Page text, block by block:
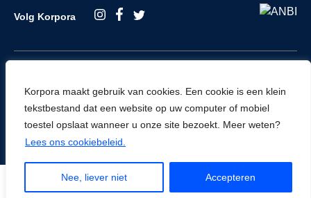
Korpora maakt gebruik van cookies. Een cookie is een klein
tekstbestand dat een website op uw computer of mobiel
toestel opslaat wanneer u onze site bezoekt. Meer weten?
Lees ons cookiebeleid.
Nee, liever niet Accepteren
Volg Korpora
Algemene voorwaarden